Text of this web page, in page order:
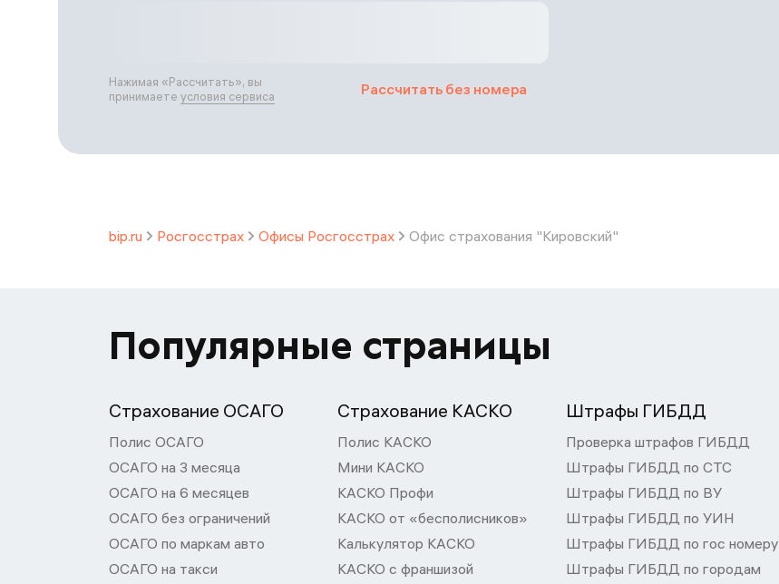
Рассчитать без номера
Нажимая «Рассчитать», вы
принимаете условия сервиса
bip.ru Росгосстрах Офисы Росгосстрах Офис страхования "Кировский"
Популярные страницы
Страхование ОСАГО
Полис ОСАГО
ОСАГО на 3 месяца
ОСАГО на 6 месяцев
ОСАГО без ограничений
ОСАГО по маркам авто
ОСАГО на такси
Страхование КАСКО
Полис КАСКО
Мини КАСКО
КАСКО Профи
КАСКО от «бесполисников»
Калькулятор КАСКО
КАСКО с франшизой
Штрафы ГИБДД
Проверка штрафов ГИБДД
Штрафы ГИБДД по СТС
Штрафы ГИБДД по ВУ
Штрафы ГИБДД по УИН
Штрафы ГИБДД по гос номеру
Штрафы ГИБДД по городам